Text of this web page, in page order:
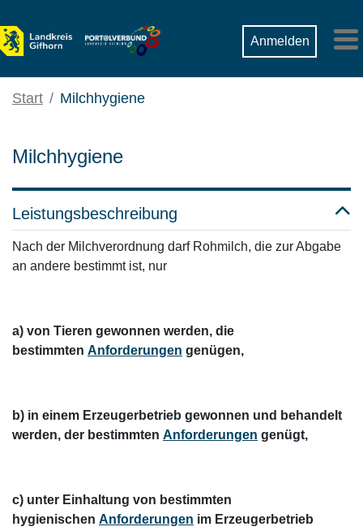
Anmelden
Start Milchhygiene
Milchhygiene
Leistungsbeschreibung
Nach der Milchverordnung darf Rohmilch, die zur Abgabe
an andere bestimmt ist, nur
a) von Tieren gewonnen werden, die
bestimmten Anforderungen genügen,
b) in einem Erzeugerbetrieb gewonnen und behandelt
werden, der bestimmten Anforderungen genügt,
c) unter Einhaltung von bestimmten
hygienischen Anforderungen im Erzeugerbetrieb